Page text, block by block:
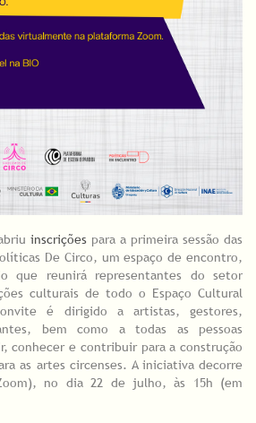
inscrições para a primeira sessão das
De Circo, um espaço de encontro,
que reunirá representantes do setor
culturais de todo o Espaço Cultural
é dirigido a artistas, gestores,
bem como a todas as pessoas
conhecer e contribuir para a construção
as artes circenses. A iniciativa decorre
no dia 22 de julho, às 15h (em